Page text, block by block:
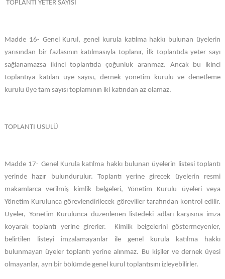
TOPLANTI YETER SAYISI
Madde 16- Genel Kurul, genel kurula katılma hakkı bulunan üyelerin
yarısından bir fazlasının katılmasıyla toplanır, İlk toplantıda yeter sayı
sağlanamazsa ikinci toplantıda çoğunluk aranmaz. Ancak bu ikinci
toplantıya katılan üye sayısı, dernek yönetim kurulu ve denetleme
kurulu üye tam sayısı toplamının iki katından az olamaz.
TOPLANTI USULÜ
Madde 17- Genel Kurula katılma hakkı bulunan üyelerin listesi toplantı
yerinde hazır bulundurulur. Toplantı yerine girecek üyelerin resmi
makamlarca verilmiş kimlik belgeleri, Yönetim Kurulu üyeleri veya
Yönetim Kurulunca görevlendirilecek görevliler tarafından kontrol edilir.
Üyeler, Yönetim Kurulunca düzenlenen listedeki adları karşısına imza
koyarak toplantı yerine girerler. Kimlik belgelerini göstermeyenler,
belirtilen listeyi imzalamayanlar ile genel kurula katılma hakkı
bulunmayan üyeler toplantı yerine alınmaz. Bu kişiler ve dernek üyesi
olmayanlar, ayrı bir bölümde genel kurul toplantısını izleyebilirler.